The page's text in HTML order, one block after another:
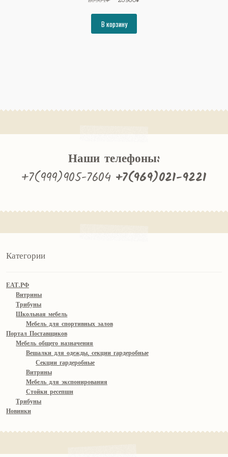
составляла
25984₽.
В корзину
Наши телефоны:
+7(999)905-7604 +7(969)021-9221
Категории
ЕАТ.РФ
Витрины
Трибуны
Школьная мебель
Мебель для спортивных залов
Портал Поставщиков
Мебель общего назначения
Вешалки для одежды, секции гардеробные
Секции гардеробные
Витрины
Мебель для экспонирования
Стойки ресепшн
Трибуны
Новинки